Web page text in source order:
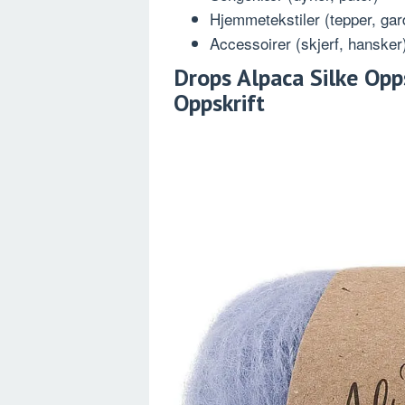
Hjemmetekstiler (tepper,
Accessoirer (skjerf,
Drops Alpaca Silke
Oppskrift